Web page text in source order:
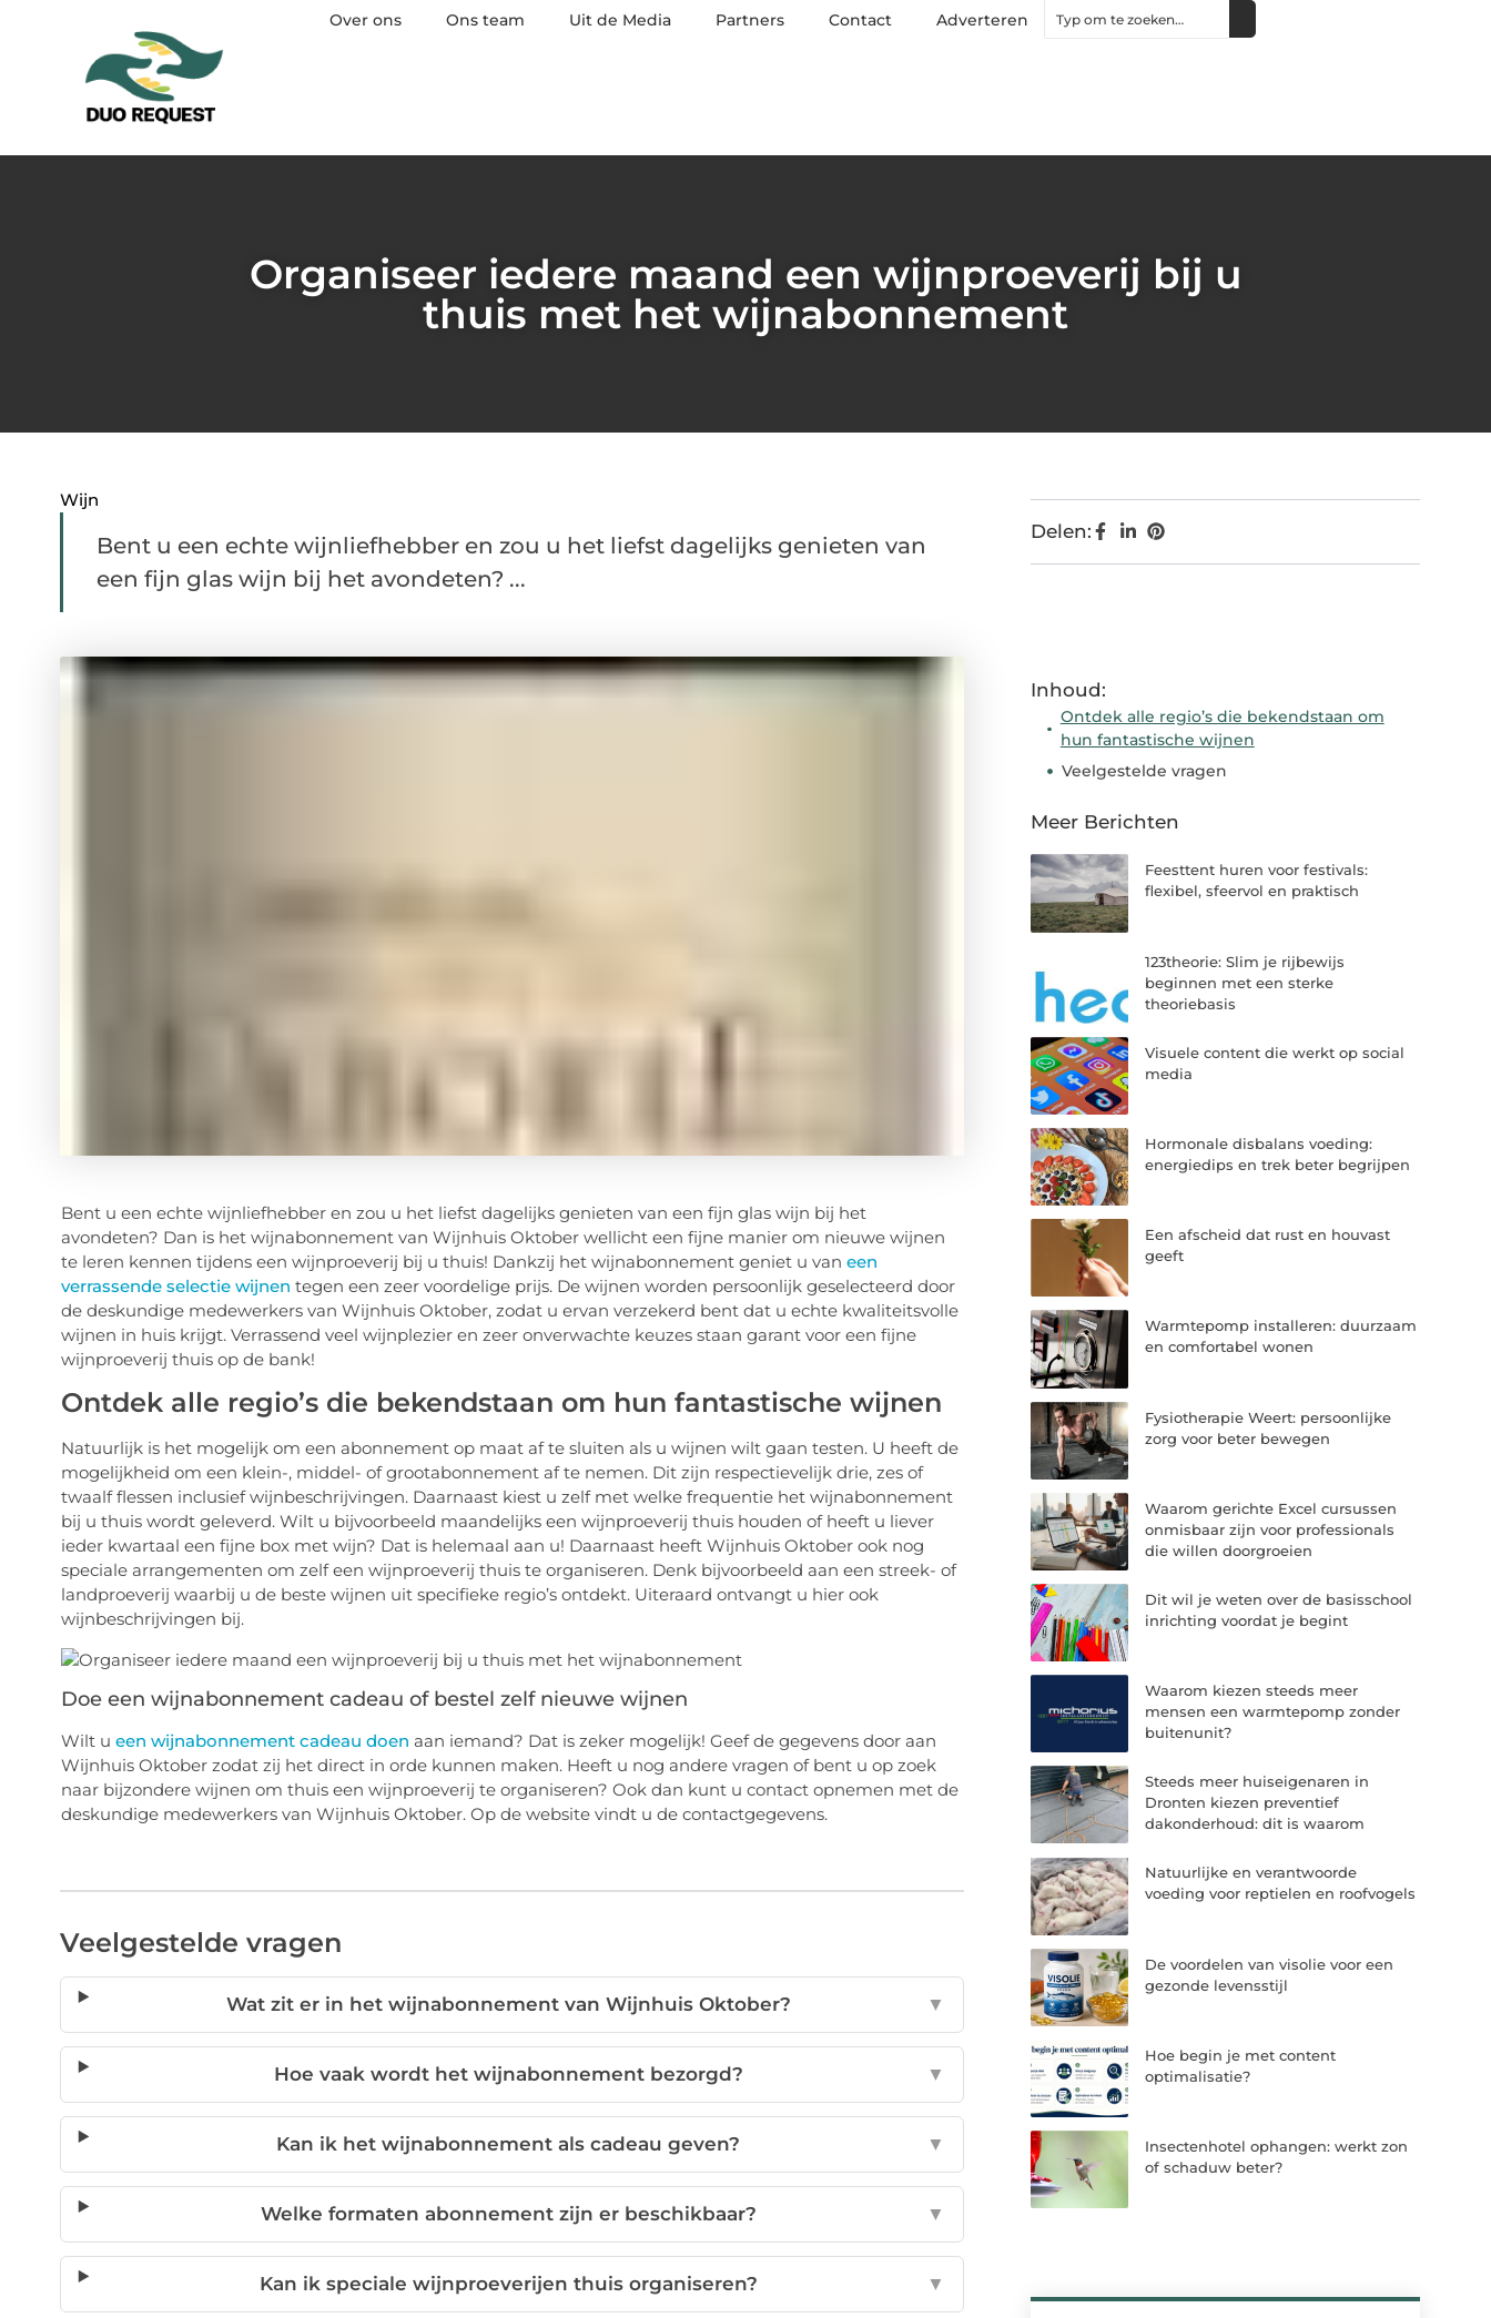
Over ons Ons team Uit de Media Partners Contact Adverteren
Organiseer iedere maand een wijnproeverij bij u
thuis met het wijnabonnement
Wijn
Bent u een echte wijnliefhebber en zou u het liefst dagelijks genieten van
een fijn glas wijn bij het avondeten? ...
Bent u een echte wijnliefhebber en zou u het liefst dagelijks genieten van een fijn glas wijn bij het
avondeten? Dan is het wijnabonnement van Wijnhuis Oktober wellicht een fijne manier om nieuwe wijnen
te leren kennen tijdens een wijnproeverij bij u thuis! Dankzij het wijnabonnement geniet u van een
verrassende selectie wijnen tegen een zeer voordelige prijs. De wijnen worden persoonlijk geselecteerd door
de deskundige medewerkers van Wijnhuis Oktober, zodat u ervan verzekerd bent dat u echte kwaliteitsvolle
wijnen in huis krijgt. Verrassend veel wijnplezier en zeer onverwachte keuzes staan garant voor een fijne
wijnproeverij thuis op de bank!
Ontdek alle regio’s die bekendstaan om hun fantastische wijnen
Natuurlijk is het mogelijk om een abonnement op maat af te sluiten als u wijnen wilt gaan testen. U heeft de
mogelijkheid om een klein-, middel- of grootabonnement af te nemen. Dit zijn respectievelijk drie, zes of
twaalf flessen inclusief wijnbeschrijvingen. Daarnaast kiest u zelf met welke frequentie het wijnabonnement
bij u thuis wordt geleverd. Wilt u bijvoorbeeld maandelijks een wijnproeverij thuis houden of heeft u liever
ieder kwartaal een fijne box met wijn? Dat is helemaal aan u! Daarnaast heeft Wijnhuis Oktober ook nog
speciale arrangementen om zelf een wijnproeverij thuis te organiseren. Denk bijvoorbeeld aan een streek- of
landproeverij waarbij u de beste wijnen uit specifieke regio’s ontdekt. Uiteraard ontvangt u hier ook
wijnbeschrijvingen bij.
Doe een wijnabonnement cadeau of bestel zelf nieuwe wijnen
Wilt u een wijnabonnement cadeau doen aan iemand? Dat is zeker mogelijk! Geef de gegevens door aan
Wijnhuis Oktober zodat zij het direct in orde kunnen maken. Heeft u nog andere vragen of bent u op zoek
naar bijzondere wijnen om thuis een wijnproeverij te organiseren? Ook dan kunt u contact opnemen met de
deskundige medewerkers van Wijnhuis Oktober. Op de website vindt u de contactgegevens.
Veelgestelde vragen
Wat zit er in het wijnabonnement van Wijnhuis Oktober? ▼
Hoe vaak wordt het wijnabonnement bezorgd? ▼
Kan ik het wijnabonnement als cadeau geven? ▼
Welke formaten abonnement zijn er beschikbaar? ▼
Kan ik speciale wijnproeverijen thuis organiseren? ▼
Delen:
Inhoud:
Ontdek alle regio’s die bekendstaan om
hun fantastische wijnen
Veelgestelde vragen
Meer Berichten
Feesttent huren voor festivals:
flexibel, sfeervol en praktisch
123theorie: Slim je rijbewijs
beginnen met een sterke
theoriebasis
Visuele content die werkt op social
media
Hormonale disbalans voeding:
energiedips en trek beter begrijpen
Een afscheid dat rust en houvast
geeft
Warmtepomp installeren: duurzaam
en comfortabel wonen
Fysiotherapie Weert: persoonlijke
zorg voor beter bewegen
Waarom gerichte Excel cursussen
onmisbaar zijn voor professionals
die willen doorgroeien
Dit wil je weten over de basisschool
inrichting voordat je begint
Waarom kiezen steeds meer
mensen een warmtepomp zonder
buitenunit?
Steeds meer huiseigenaren in
Dronten kiezen preventief
dakonderhoud: dit is waarom
Natuurlijke en verantwoorde
voeding voor reptielen en roofvogels
De voordelen van visolie voor een
gezonde levensstijl
Hoe begin je met content
optimalisatie?
Insectenhotel ophangen: werkt zon
of schaduw beter?